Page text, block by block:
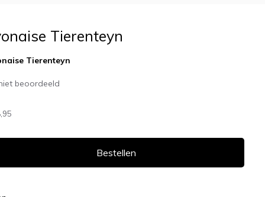
Tierenteyn
Tierenteyn
beoordeeld
Bestellen